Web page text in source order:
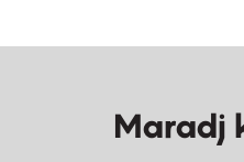
Maradj